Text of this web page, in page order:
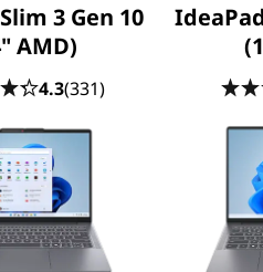
3 Gen 10
AMD)
4.3(331)